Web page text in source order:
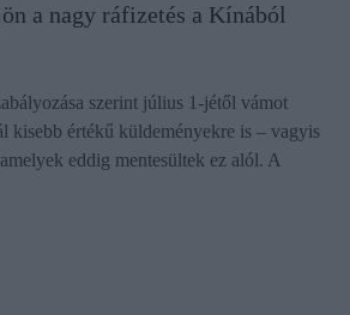
a nagy ráfizetés a Kínából
szerint július 1-jétől vámot
kisebb értékű küldeményekre is – vagyis
eddig mentesültek ez alól. A